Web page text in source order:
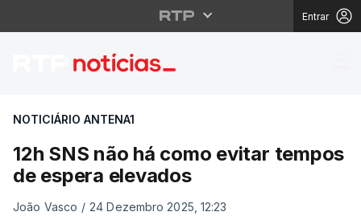
Entrar
12h SNS não há
NOTICIÁRIO ANTENA1
12h SNS não há como evitar tempos
de espera elevados
João Vasco / 24 Dezembro 2025, 12:23